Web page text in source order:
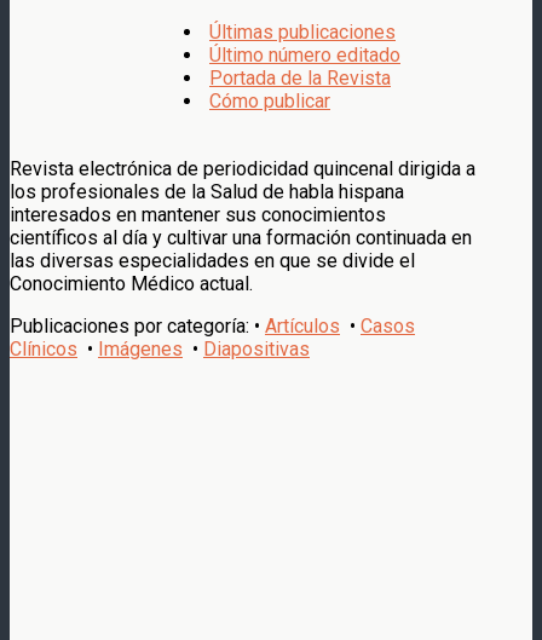
Últimas publicaciones
Último número editado
Portada de la Revista
Cómo publicar
Revista electrónica de periodicidad quincenal dirigida a
los profesionales de la Salud de habla hispana
interesados en mantener sus conocimientos
científicos al día y cultivar una formación continuada en
las diversas especialidades en que se divide el
Conocimiento Médico actual.
Publicaciones por categoría: • Artículos • Casos
Clínicos • Imágenes • Diapositivas